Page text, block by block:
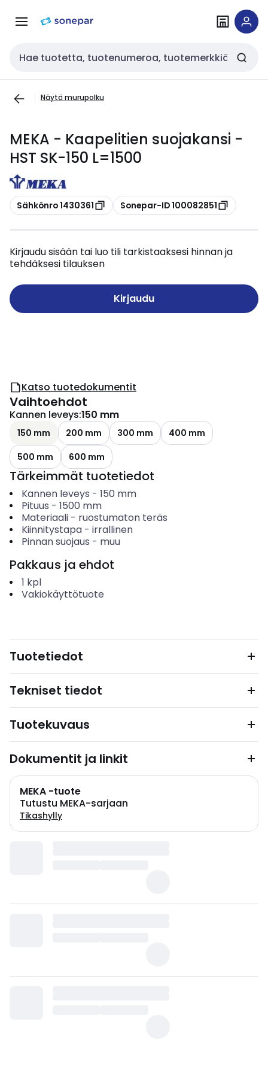
navigointiinsisältöön
Haku
Näytä murupolku
MEKA - Kaapelitien suojakansi -
HST SK-150 L=1500
Kopioi
Sähkönro 1430361 Kopioi
Sonepar-ID 100082851
Kirjaudu sisään tai luo tili tarkistaaksesi hinnan ja
tehdäksesi tilauksen
Kirjaudu
Katso tuotedokumentit
Vaihtoehdot
Kannen leveys:150 mm
150 mm 200 mm 300 mm
400 mm
500 mm
600 mm
Tärkeimmät tuotetiedot
Kannen leveys - 150 mm
Pituus - 1500 mm
Materiaali- ruostumaton teräs
Kiinnitystapa- irrallinen
Pinnan suojaus - muu
Pakkaus ja ehdot
1 kpl
Vakiokäyttötuote
Tuotetiedot
Tekniset tiedot
Tuotekuvaus
Dokumentit ja linkit
MEKA -tuote
Tutustu MEKA-sarjaan
Tikashylly